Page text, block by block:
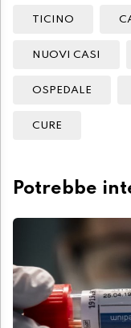
TICINO
NUOVI CASI
OSPEDALE
CURE
Potrebbe